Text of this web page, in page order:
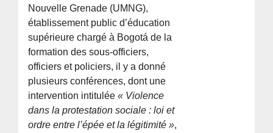
Nouvelle Grenade (UMNG),
établissement public d’éducation
supérieure chargé à Bogotá de la
formation des sous-officiers,
officiers et policiers, il y a donné
plusieurs conférences, dont une
intervention intitulée« Violence
dans la protestation sociale : loi et
ordre entre l’épée et la légitimité »,